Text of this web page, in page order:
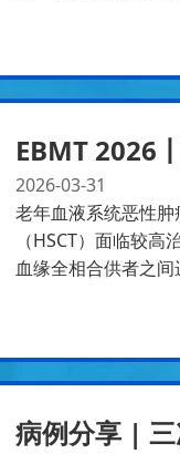
EBMT 2026
2026-03-31
老年血液系统恶性
（HSCT）面临较
血缘全相合供者之
病例分享 |